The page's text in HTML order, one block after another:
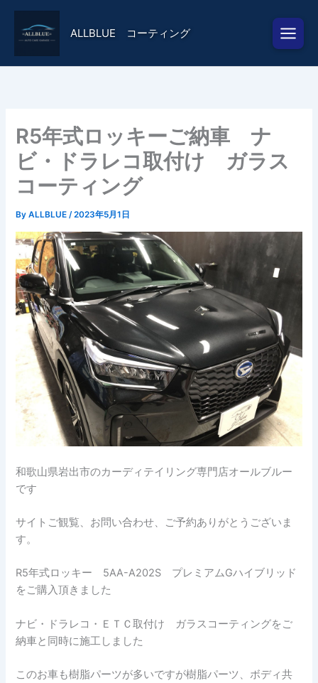
ALLBLUE コーティング
R5年式ロッキーご納車 ナ
ビ・ドラレコ取付け ガラス
コーティング
ByALLBLUE/2023年5月1日
和歌山県岩出市のカーディテイリング専門店オールブルー
です
サイトご観覧、お問い合わせ、ご予約ありがとうございま
す。
R5年式ロッキー 5AA-A202S プレミアムGハイブリッド
をご購入頂きました
ナビ・ドラレコ・ＥＴＣ取付け ガラスコーティングをご
納車と同時に施工しました
このお車も樹脂パーツが多いですが樹脂パーツ、ボディ共